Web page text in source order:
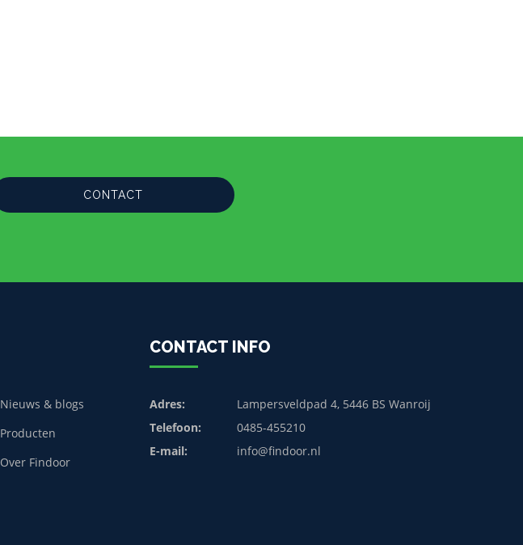
CONTACT
Nieuws & blogs
Producten
Over Findoor
CONTACT INFO
Adres:
Lampersveldpad 4, 5446 BS Wanroij
Telefoon:
0485-455210
E-mail:
info@findoor.nl